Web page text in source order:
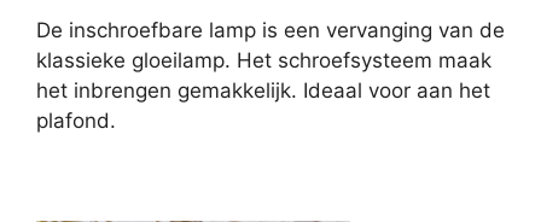
De inschroefbare lamp is een vervanging van de
klassieke gloeilamp. Het schroefsysteem maak
het inbrengen gemakkelijk. Ideaal voor aan het
plafond.